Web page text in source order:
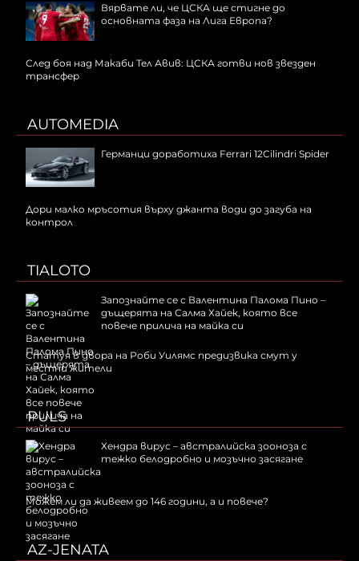
Вярвате ли, че ЦСКА ще стигне до
основната фаза на Лига Европа?
След боя над Макаби Тел Авив: ЦСКА готви нов звезден
трансфер
AUTOMEDIA
Германци доработиха Ferrari 12Cilindri Spider
Дори малко мръсотия върху джанта води до загуба на
контрол
TIALOTO
Запознайте се с Валентина Палома Пино –
дъщерята на Салма Хайек, която все
повече прилича на майка си
Статуя в двора на Роби Уилямс предизвика смут у
местни жители
PULS
Хендра вирус – австралийска зооноза с
тежко белодробно и мозъчно засягане
Можем ли да живеем до 146 години, а и повече?
AZ-JENATA